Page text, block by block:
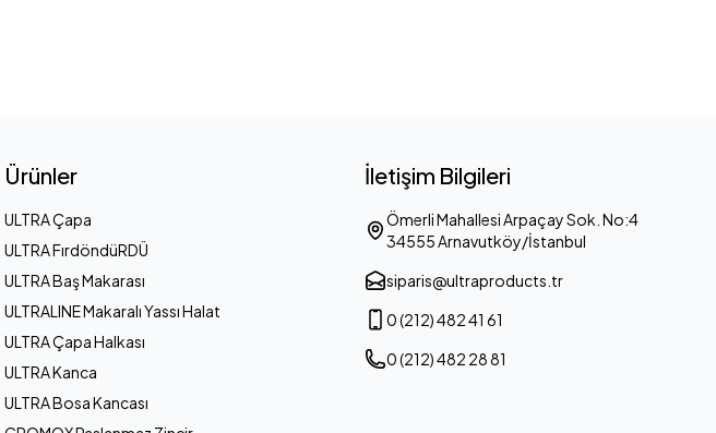
Ürünler
ULTRA Çapa
ULTRA FırdöndüRDÜ
ULTRA Baş Makarası
ULTRALINE Makaralı Yassı Halat
ULTRA Çapa Halkası
ULTRA Kanca
ULTRA Bosa Kancası
İletişim Bilgileri
Ömerli Mahallesi Arpaçay Sok. No:4
34555 Arnavutköy/İstanbul
siparis@ultraproducts.tr
0 (212) 482 41 61
0 (212) 482 28 81